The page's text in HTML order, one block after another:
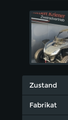
Zustand
Fabrikat